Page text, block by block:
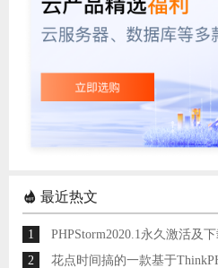
最近热文
1
PHPStorm2020.1永久激活及
2